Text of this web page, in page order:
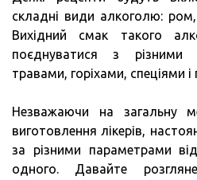
складні види алкоголю:
Вихідний смак такого
поєднуватися з різними
травами, горіхами, спеціями
Незважаючи на загальну
виготовлення лікерів,
за різними параметрами
одного. Давайте